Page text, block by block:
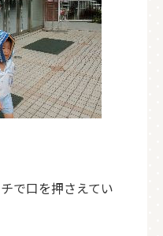
で口を押さえてい